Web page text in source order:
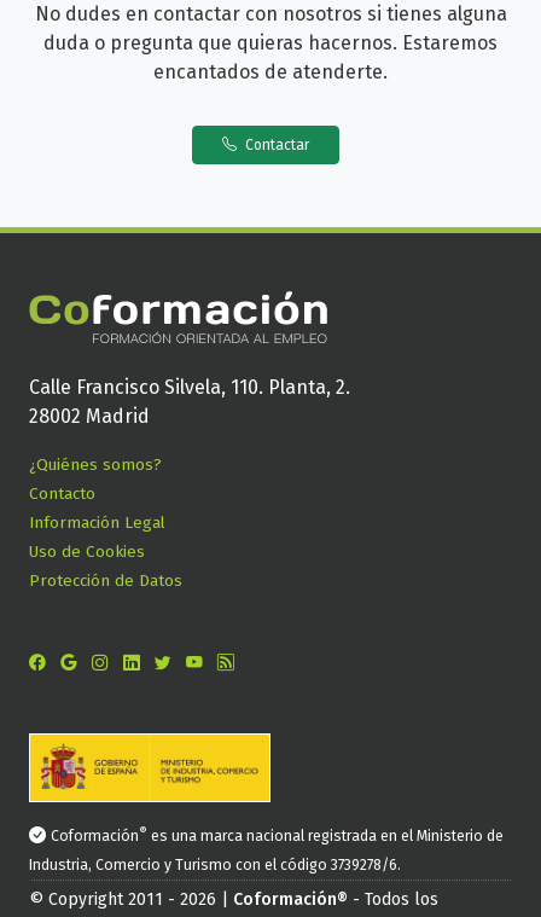
No dudes en contactar con nosotros si tienes alguna
duda o pregunta que quieras hacernos. Estaremos
encantados de atenderte.
Contactar
Calle Francisco Silvela, 110. Planta, 2.
28002 Madrid
¿Quiénes somos?
Contacto
Información Legal
Uso de Cookies
Protección de Datos
Coformación® es una marca nacional registrada en el Ministerio de
Industria, Comercio y Turismo con el código 3739278/6.
© Copyright 2011 - 2026 | Coformación® - Todos los